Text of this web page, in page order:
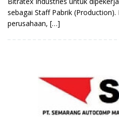
sebagai Staff Pabrik
perusahaan, […]